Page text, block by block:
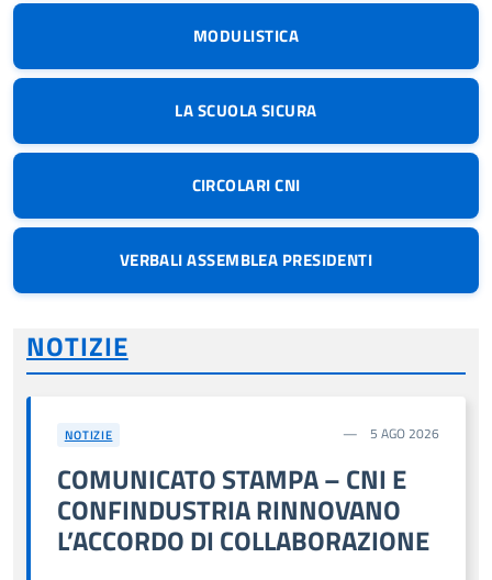
MODULISTICA
LA SCUOLA SICURA
CIRCOLARI CNI
VERBALI ASSEMBLEA PRESIDENTI
NOTIZIE
NOTIZIE 5 AGO 2026
COMUNICATO STAMPA – CNI E
CONFINDUSTRIA RINNOVANO
L’ACCORDO DI COLLABORAZIONE